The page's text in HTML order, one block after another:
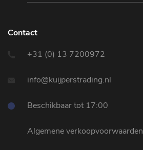
Contact
+31 (0) 13 7200972
info@kuijperstrading.nl
Beschikbaar tot 17:00
Algemene verkoopvoorwaarden